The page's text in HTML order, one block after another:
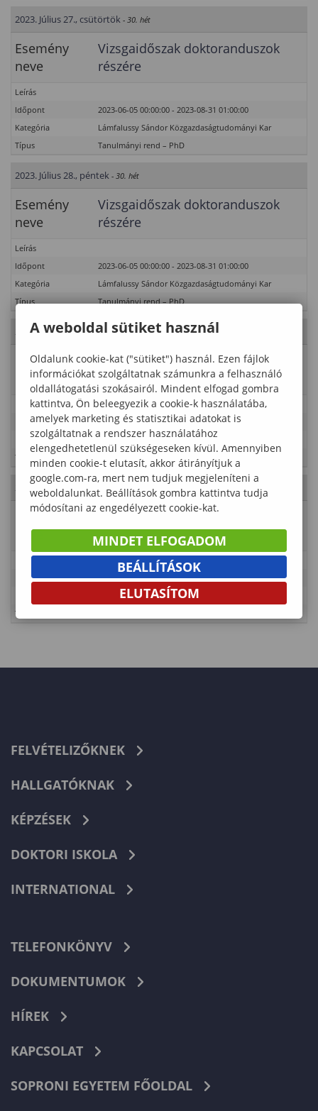
2023. Július 27., csütörtök - 30. hét
Esemény
neve
Vizsgaidőszak doktoranduszok
részére
Leírás
Időpont
2023-06-05 00:00:00 - 2023-08-31 01:00:00
Kategória
Lámfalussy Sándor Közgazdaságtudományi Kar
Típus
Tanulmányi rend – PhD
2023. Július 28., péntek - 30. hét
Esemény
neve
Vizsgaidőszak doktoranduszok
részére
Leírás
Időpont
2023-06-05 00:00:00 - 2023-08-31 01:00:00
Kategória
Lámfalussy Sándor Közgazdaságtudományi Kar
Típus
Tanulmányi rend – PhD
2023. Július 29., szombat - 30. hét
Esemény
neve
Vizsgaidőszak doktoranduszok
részére
Leírás
Időpont
2023-06-05 00:00:00 - 2023-08-31 01:00:00
Kategória
Lámfalussy Sándor Közgazdaságtudományi Kar
Típus
Tanulmányi rend – PhD
2023. Július 30., vasárnap - 30. hét
Esemény
neve
Vizsgaidőszak doktoranduszok
részére
Leírás
Időpont
2023-06-05 00:00:00 - 2023-08-31 01:00:00
Lámfalussy Sándor Közgazdaságtudományi Kar
Típus
FELVÉTELIZŐKNEK
HALLGATÓKNAK
KÉPZÉSEK
DOKTORI ISKOLA
INTERNATIONAL
TELEFONKÖNYV
DOKUMENTUMOK
HÍREK
KAPCSOLAT
SOPRONI EGYETEM FŐOLDAL
A weboldal sütiket használ
Oldalunk cookie-kat ("sütiket") használ. Ezen fájlok
információkat szolgáltatnak számunkra a felhasználó
oldallátogatási szokásairól. Mindent elfogad gombra
kattintva, Ön beleegyezik a cookie-k használatába,
amelyek marketing és statisztikai adatokat is
szolgáltatnak a rendszer használatához
elengedhetetlenül szükségeseken kívül. Amennyiben
minden cookie-t elutasít, akkor átirányítjuk a
google.com-ra, mert nem tudjuk megjeleníteni a
weboldalunkat. Beállítások gombra kattintva tudja
módosítani az engedélyezett cookie-kat.
MINDET ELFOGADOM
BEÁLLÍTÁSOK
ELUTASÍTOM